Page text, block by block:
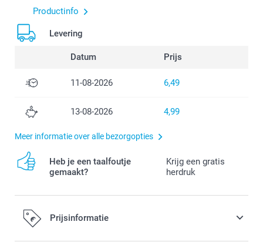
Productinfo
Levering
Datum Prijs
11-08-2026 6,49
13-08-2026 4,99
Meer informatie over alle bezorgopties
Heb je een taalfoutje
gemaakt?
Krijg een gratis
herdruk
Prijsinformatie